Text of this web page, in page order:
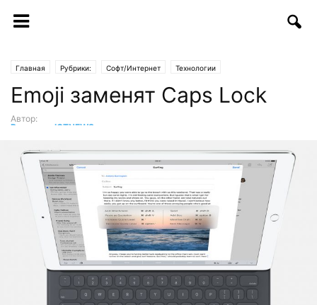
Главная Рубрики: Софт/Интернет Технологии
Emoji заменят Caps Lock
Автор:
Редакция ICTNEWS